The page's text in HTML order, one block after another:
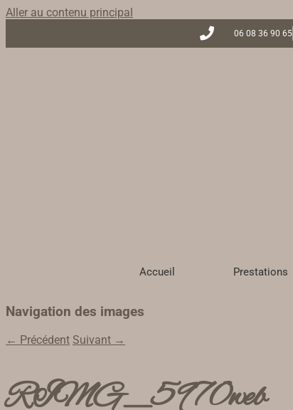
Aller au contenu principal
06 08 36 90 65
Accueil Prestations
Navigation des images
← Précédent Suivant →
RIMG_5970web